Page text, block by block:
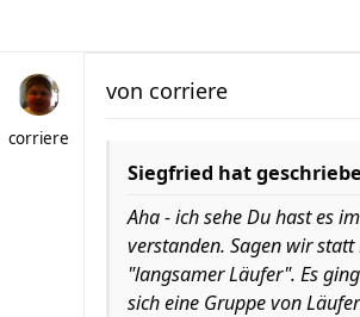
corriere
von corriere
Siegfried hat
Aha - ich sehe Du hast es
verstanden. Sagen wir statt
"langsamer Läufer". Es
sich eine Gruppe von